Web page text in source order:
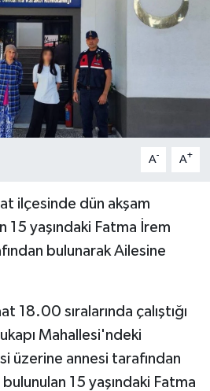
A- A+
ilçesinde dün akşam
yaşındaki Fatma İrem
bulunarak Ailesine
18.00 sıralarında çalıştığı
Mahallesi'ndeki
üzerine annesi tarafından
15 yaşındaki Fatma